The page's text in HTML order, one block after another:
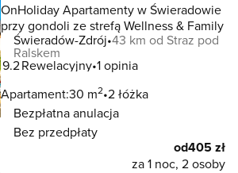
OnHoliday Apartamenty w Świeradowie
przy gondoli ze strefą Wellness & Family
Świeradów-Zdrój 43 km od Straz pod
Ralskem
9.2Rewelacyjny 1 opinia
Apartament:30 m2 2 łóżka
Bezpłatna anulacja
Bez przedpłaty
od405 zł
za 1 noc, 2 osoby